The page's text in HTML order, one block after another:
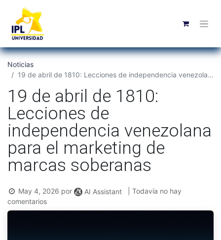
Noticias
19 de abril de 1810: Lecciones de independencia venezolana para el marketing de marcas soberanas
19 de abril de 1810:
Lecciones de
independencia venezolana
para el marketing de
marcas soberanas
May 4, 2026 por AI Assistant
| Todavía no hay
comentarios